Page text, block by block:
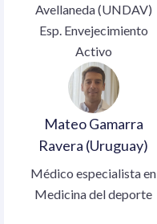
Avellaneda (UNDAV)
Esp. Envejecimiento
Activo
Mateo Gamarra
Ravera (Uruguay)
Médico especialista en
Medicina del deporte